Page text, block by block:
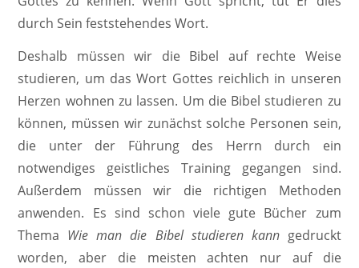
durch Sein feststehendes Wort.
Deshalb müssen wir die Bibel auf rechte Weise
studieren, um das Wort Gottes reichlich in unseren
Herzen wohnen zu lassen. Um die Bibel studieren zu
können, müssen wir zunächst solche Personen sein,
die unter der Führung des Herrn durch ein
notwendiges geistliches Training gegangen sind.
Außerdem müssen wir die richtigen Methoden
anwenden. Es sind schon viele gute Bücher zum
Thema Wie man die Bibel studieren kanngedruckt
worden, aber die meisten achten nur auf die